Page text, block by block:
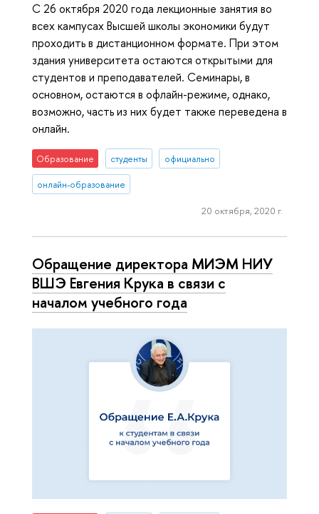
С 26 октября 2020 года лекционные занятия во
всех кампусах Высшей школы экономики будут
проходить в дистанционном формате. При этом
здания университета остаются открытыми для
студентов и преподавателей. Семинары, в
основном, остаются в офлайн-режиме, однако,
возможно, часть из них будет также переведена в
онлайн.
Образование студенты официально
онлайн-образование
20 октября, 2020 г.
Обращение директора МИЭМ НИУ
ВШЭ Евгения Крука в связи с
началом учебного года